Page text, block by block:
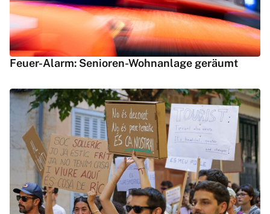
Feuer-Alarm: Senioren-Wohnanlage geräumt